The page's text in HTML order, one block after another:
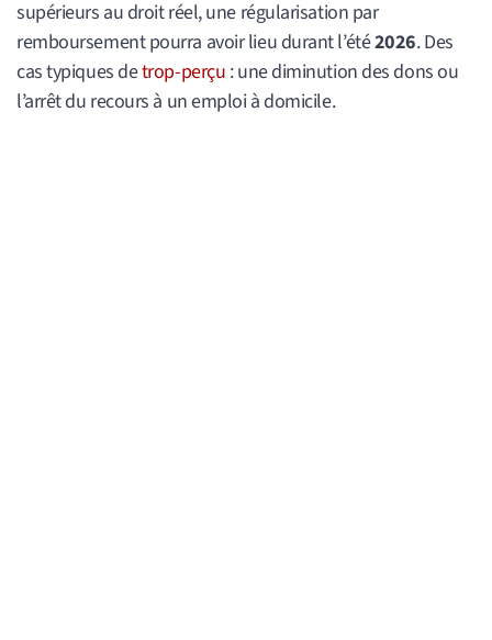
supérieurs au droit réel, une régularisation par
remboursement pourra avoir lieu durant l’été2026. Des
cas typiques detrop-perçu : une diminution des dons ou
l’arrêt du recours à un emploi à domicile.